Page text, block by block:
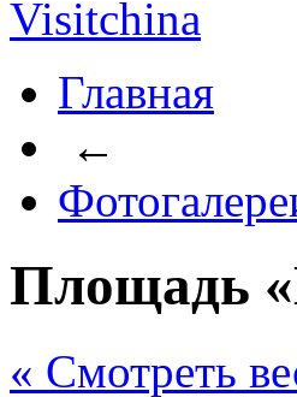
Главная
←
Площадь
« Cмотреть